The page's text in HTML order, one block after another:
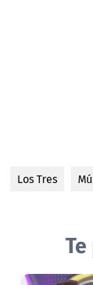
Los Tres